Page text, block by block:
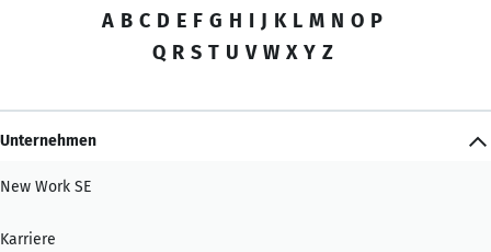
A B C D E F G H I J K L M N O P
Q R S T U V W X Y Z
Unternehmen
New Work SE
Karriere